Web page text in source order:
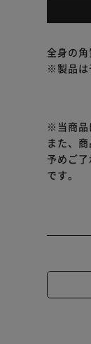
全身の角
※製品は
※当商品
また、
予めご了
です。